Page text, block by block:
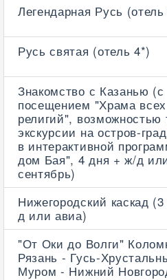
Легендарная Русь
Русь святая (отель 4*)
Знакомство с Казанью (с
посещением "Храма всех
религий", возможностью
экскурсии на остров-
в интерактивной
дом Бая", 4 дня + ж/д
сентябрь)
Нижегородский каскад
д или авиа)
"От Оки до Волги"
Рязань - Гусь-
Муром - Нижний